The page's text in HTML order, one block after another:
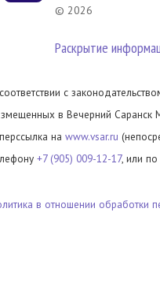
© 2026
Раскрытие
с
в Вечерний Саранск
на www.vsar.ru
+7 (905) 009-12-17, или
в отношении обработки